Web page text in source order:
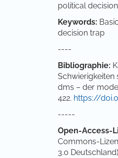
political
Keywords:
decision trap
----
Bibliographie:
dms – der
422. https://
-----
Open-Access-
Commons-
3.0